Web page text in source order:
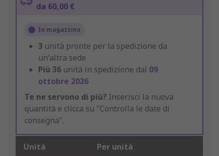
da 60,00 €
In magazzino
3 unità pronte per la spedizione da
un'altra sede
Più 36 unità in spedizione dal 09
ottobre 2026
Te ne servono di più? Inserisci la nuova
quantità e clicca su "Controlla le date di
consegna".
Unità Per unità